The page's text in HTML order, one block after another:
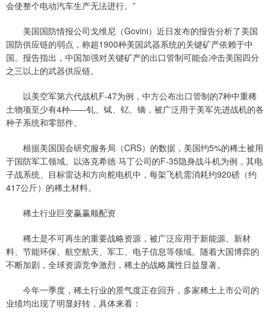
会使整个电动汽车生产无法进行。”
美国国防情报公司戈维尼（Govini）近日发布的报告分析了美国
国防供应链的弱点，称超1900种美国武器系统的关键矿产依赖于中
国。报告指出，中国加强对关键矿产的出口管制可能会冲击美国四分
之三以上的武器供应链。
以美空军第六代战机F-47为例，中方公布出口管制的7种中重稀
土物项至少有4种——钆、铽、钇、镝，被广泛用于美军先进战机的各
种子系统和零部件。
根据美国国会研究服务局（CRS）的数据，美国约5%的稀土被用
于国防军工领域。以洛克希德·马丁公司的F-35隐身战斗机为例，其电
子战系统、目标雷达和方向舵电机中，每架飞机需消耗约920磅（约
417公斤）的稀土材料。
稀土行业巨变赢赢顺配资
稀土是不可再生的重要战略资源，被广泛应用于新能源、新材
料、节能环保、航空航天、军工、电子信息等领域。随着大国博弈的
不断加剧，全球资源竞争激烈，稀土的战略属性日益显著。
今年一季度，稀土行业的景气度正在回升，多家稀土上市公司的
业绩均出现了明显好转，具体来看：